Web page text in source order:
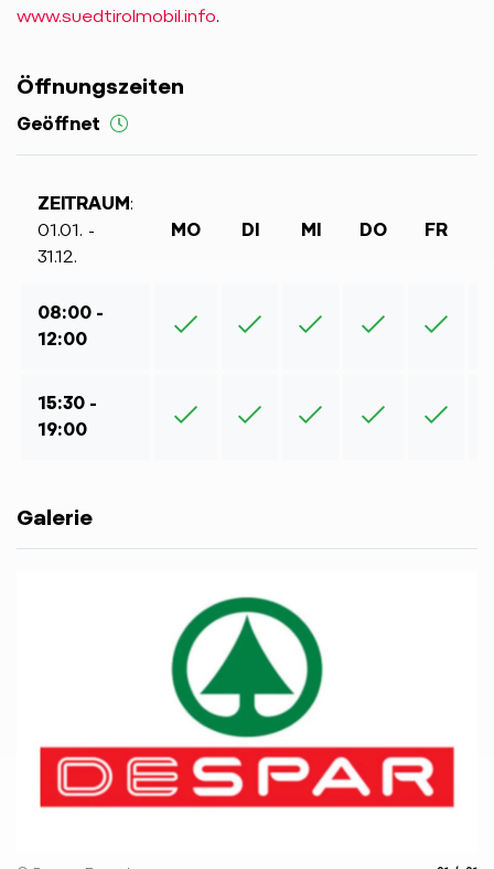
www.suedtirolmobil.info.
Öffnungszeiten
Geöffnet
ZEITRAUM:
01.01. -
31.12.
MO DI MI DO FR
08:00 -
12:00
15:30 -
19:00
Galerie